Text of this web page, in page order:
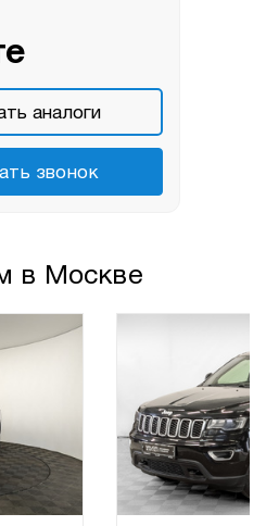
аналоги
звонок
в Москве